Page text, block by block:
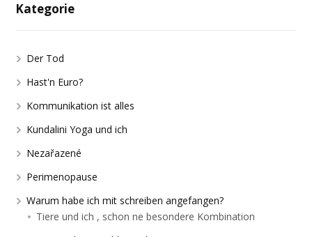
Kategorie
Der Tod
Hast'n Euro?
Kommunikation ist alles
Kundalini Yoga und ich
Nezařazené
Perimenopause
Warum habe ich mit schreiben angefangen?
Tiere und ich , schon ne besondere Kombination